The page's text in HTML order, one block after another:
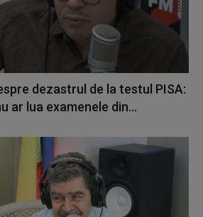
dezastrul de la testul PISA:
ar lua examenele din...